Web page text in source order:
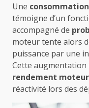
Une
témoigne d’un
accompagné de
moteur tente alors
puissance par une
Cette augmentation
rendement
réactivité lors des